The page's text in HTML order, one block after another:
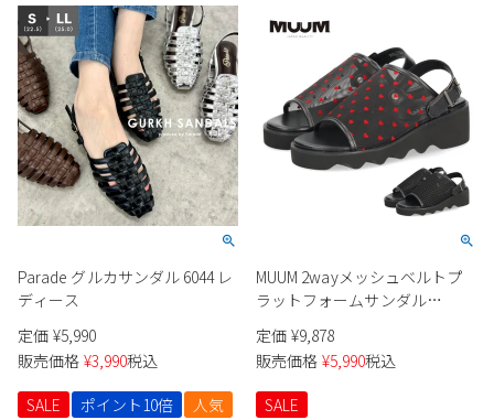
Parade グルカサンダル 6044 レ
ディース
定価 ¥5,990
販売価格 ¥3,990税込
SALE
ポイント10倍 人気
MUUM 2wayメッシュベルトプ
ラットフォームサンダル
WX6142 レディース
定価 ¥9,878
販売価格 ¥5,990税込
SALE